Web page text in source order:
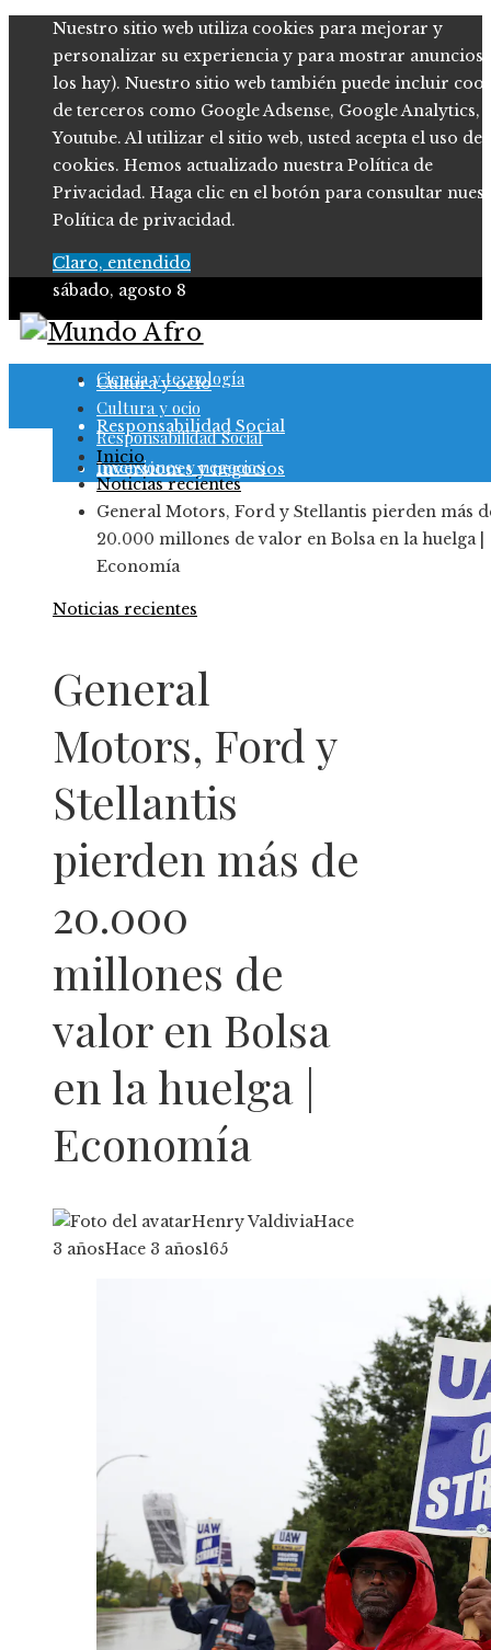
Nuestro sitio web utiliza cookies para mejorar y
personalizar su experiencia y para mostrar anuncios
los hay). Nuestro sitio web también puede incluir
de terceros como Google Adsense, Google Analytics,
Youtube. Al utilizar el sitio web, usted acepta el uso de
cookies. Hemos actualizado nuestra Política de
Privacidad. Haga clic en el botón para consultar
Política de privacidad.
Claro, entendido
sábado, agosto 8
Ciencia y tecnología
Cultura y ocio
Responsabilidad Social
Inversiones y negocios
Ciencia y tecnología
Cultura y ocio
Responsabilidad Social
Inversiones y negocios
Inicio
Noticias recientes
General Motors, Ford y Stellantis pierden más
20.000 millones de valor en Bolsa en la huelga |
Economía
Noticias recientes
General
Motors, Ford y
Stellantis
pierden más de
20.000
millones de
valor en Bolsa
en la huelga |
Economía
Henry ValdiviaHace
3 añosHace 3 años165